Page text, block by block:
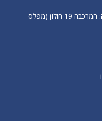
אולם תצוגה, מעבדת שירות ומרכז צלילה: המרכבה 19 חולון (מפלס